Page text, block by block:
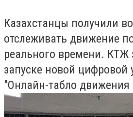
Казахстанцы получили
отслеживать движение
реального времени. КТЖ
запуске новой цифровой
"Онлайн-табло движения